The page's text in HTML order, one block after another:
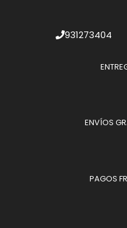
931273404
ENVÍOS
PAGOS